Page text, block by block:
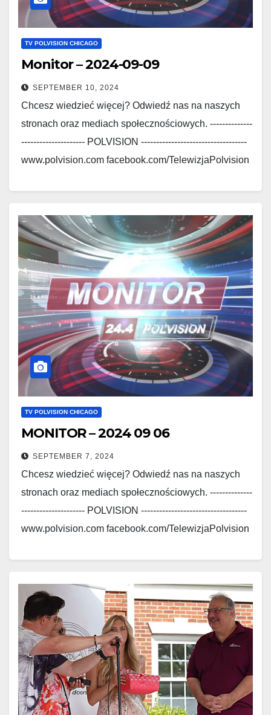
TV POLVISION CHICAGO
Monitor – 2024-09-09
SEPTEMBER 10, 2024
Chcesz wiedzieć więcej? Odwiedź nas na naszych
stronach oraz mediach społecznościowych. --------------
--------------------- POLVISION -----------------------------------
www.polvision.com facebook.com/TelewizjaPolvision
TV POLVISION CHICAGO
MONITOR – 2024 09 06
SEPTEMBER 7, 2024
Chcesz wiedzieć więcej? Odwiedź nas na naszych
stronach oraz mediach społecznościowych. --------------
--------------------- POLVISION -----------------------------------
www.polvision.com facebook.com/TelewizjaPolvision